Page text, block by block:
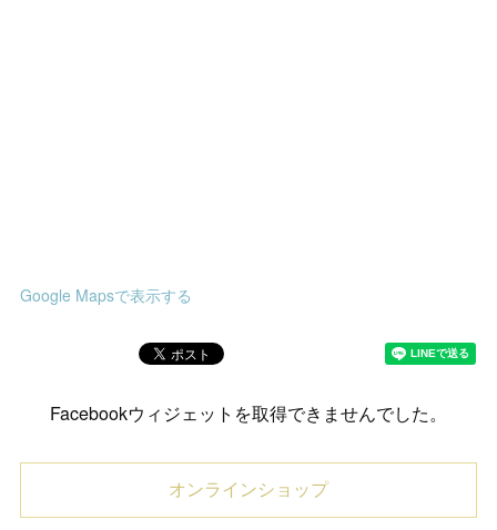
Google Mapsで表示する
Facebookウィジェットを取得できませんでした。
オンラインショップ